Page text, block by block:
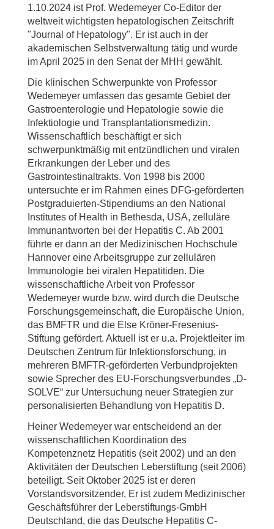
1.10.2024 ist Prof. Wedemeyer Co-Editor der
weltweit wichtigsten hepatologischen Zeitschrift
"Journal of Hepatology". Er ist auch in der
akademischen Selbstverwaltung tätig und wurde
im April 2025 in den Senat der MHH gewählt.
Die klinischen Schwerpunkte von Professor
Wedemeyer umfassen das gesamte Gebiet der
Gastroenterologie und Hepatologie sowie die
Infektiologie und Transplantationsmedizin.
Wissenschaftlich beschäftigt er sich
schwerpunktmäßig mit entzündlichen und viralen
Erkrankungen der Leber und des
Gastrointestinaltrakts. Von 1998 bis 2000
untersuchte er im Rahmen eines DFG-geförderten
Postgraduierten-Stipendiums an den National
Institutes of Health in Bethesda, USA, zelluläre
Immunantworten bei der Hepatitis C. Ab 2001
führte er dann an der Medizinischen Hochschule
Hannover eine Arbeitsgruppe zur zellulären
Immunologie bei viralen Hepatitiden. Die
wissenschaftliche Arbeit von Professor
Wedemeyer wurde bzw. wird durch die Deutsche
Forschungsgemeinschaft, die Europäische Union,
das BMFTR und die Else Kröner-Fresenius-
Stiftung gefördert. Aktuell ist er u.a. Projektleiter im
Deutschen Zentrum für Infektionsforschung, in
mehreren BMFTR-geförderten Verbundprojekten
sowie Sprecher des EU-Forschungsverbundes „D-
SOLVE“ zur Untersuchung neuer Strategien zur
personalisierten Behandlung von Hepatitis D.
Heiner Wedemeyer war entscheidend an der
wissenschaftlichen Koordination des
Kompetenznetz Hepatitis (seit 2002) und an den
Aktivitäten der Deutschen Leberstiftung (seit 2006)
beteiligt. Seit Oktober 2025 ist er deren
Vorstandsvorsitzender. Er ist zudem Medizinischer
Geschäftsführer der Leberstiftungs-GmbH
Deutschland, die das Deutsche Hepatitis C-